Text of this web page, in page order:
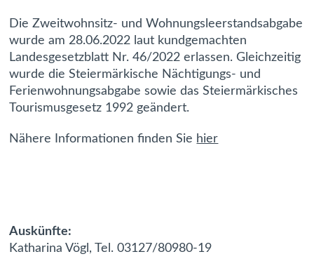
Die Zweitwohnsitz- und Wohnungsleerstandsabgabe
wurde am 28.06.2022 laut kundgemachten
Landesgesetzblatt Nr. 46/2022 erlassen. Gleichzeitig
wurde die Steiermärkische Nächtigungs- und
Ferienwohnungsabgabe sowie das Steiermärkisches
Tourismusgesetz 1992 geändert.
Nähere Informationen finden Sie hier
Auskünfte:
Katharina Vögl, Tel. 03127/80980-19